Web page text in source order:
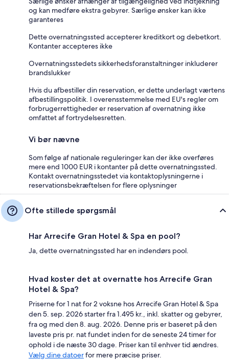
og kan medføre ekstra gebyrer. Særlige ønsker kan ikke
garanteres
Dette overnatningssted accepterer kreditkort og debetkort.
Kontanter accepteres ikke
Overnatningsstedets sikkerhedsforanstaltninger inkluderer
brandslukker
Hvis du afbestiller din reservation, er dette underlagt værtens
afbestillingspolitik. I overensstemmelse med EU's regler om
forbrugerrettigheder er reservation af overnatning ikke
omfattet af fortrydelsesretten.
Vi bør nævne
Som følge af nationale reguleringer kan der ikke overføres
mere end 1000 EUR i kontanter på dette overnatningssted.
Kontakt overnatningsstedet via kontaktoplysningerne i
reservationsbekræftelsen for flere oplysninger
Ofte stillede spørgsmål
Har Arrecife Gran Hotel & Spa en pool?
Ja, dette overnatningssted har en indendørs pool.
Hvad koster det at overnatte hos Arrecife Gran
Hotel & Spa?
Priserne for 1 nat for 2 voksne hos Arrecife Gran Hotel & Spa
den 5. sep. 2026 starter fra 1.495 kr., inkl. skatter og gebyrer,
fra og med den 8. aug. 2026. Denne pris er baseret på den
laveste pris pr. nat fundet inden for de seneste 24 timer for
ophold i de næste 30 dage. Priser kan til enhver tid ændres.
Vælg dine datoerfor mere præcise priser.